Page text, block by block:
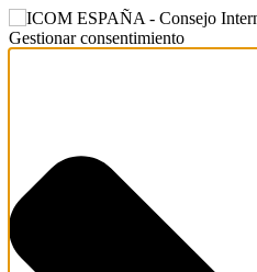
Gestionar consentimiento